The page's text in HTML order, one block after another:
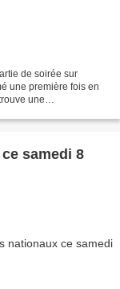
de soirée sur
une première fois en
une
samedi 8